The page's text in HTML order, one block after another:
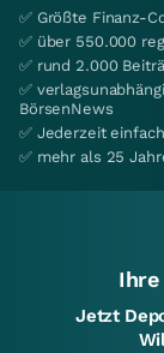
✅ Größte Finanz-
✅ über 550.000
✅ rund 2.000
✅
BörsenNews
✅ Jederzeit
✅ mehr als 25
Jetzt